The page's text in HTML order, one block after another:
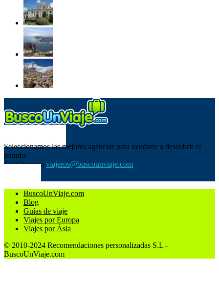
Seleccionamos las mejores agencias para ayudarte a descubrir el
mundo.
Contáctanos: viajeros@buscounviaje.com
BuscoUnViaje.com
Blog
Guías de viaje
Viajes por Europa
Viajes por Ásia
© 2010-2024 Recomendaciones personalizadas S.L -
BuscoUnViaje.com